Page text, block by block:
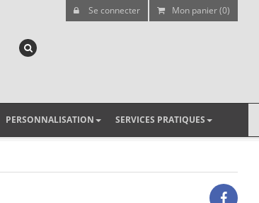
Se connecter Mon panier (0)
PERSONNALISATION SERVICES PRATIQUES